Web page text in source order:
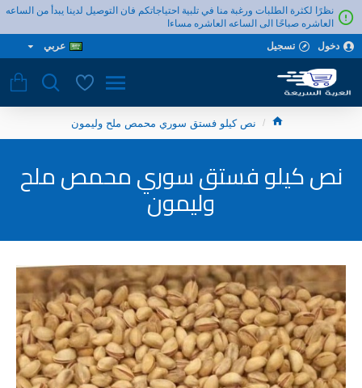
نظرًا لكثرة الطلبات ورغبة منا في تلبية احتياجاتكم فان التوصيل لدينا يبدأ من الساعه
العاشره صباحًا الى الساعه العاشره مساءا
دخول
تسجيل عربي
نص كيلو فستق سوري محمص ملح وليمون
نص كيلو فستق سوري محمص ملح
وليمون